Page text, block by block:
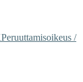
Peruuttamisoikeus /